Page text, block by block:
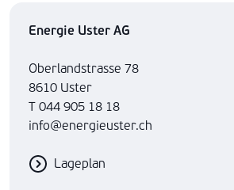
Energie Uster AG
Oberlandstrasse 78
8610 Uster
T 044 905 18 18
info@energieuster.ch
Lageplan